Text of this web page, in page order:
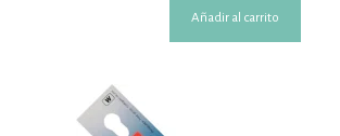
Añadir al carrito